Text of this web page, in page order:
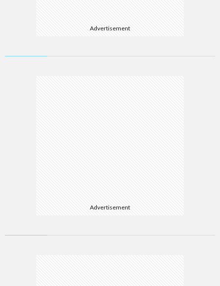
Advertisement
Advertisement